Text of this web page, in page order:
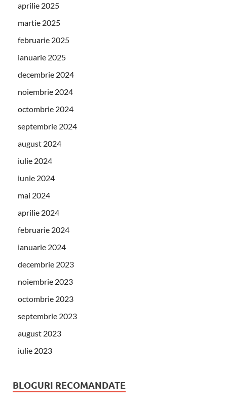
aprilie 2025
martie 2025
februarie 2025
ianuarie 2025
decembrie 2024
noiembrie 2024
octombrie 2024
septembrie 2024
august 2024
iulie 2024
iunie 2024
mai 2024
aprilie 2024
februarie 2024
ianuarie 2024
decembrie 2023
noiembrie 2023
octombrie 2023
septembrie 2023
august 2023
iulie 2023
BLOGURI RECOMANDATE